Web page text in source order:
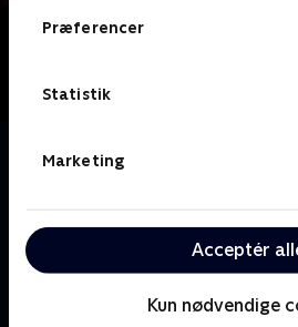
Præferencer
Statistik
Marketing
Acceptér
Kun nødvendige
Om Spillet
En række kendte
valg. 'Spillet' er et intenst socialt
opgør fyldt med alliancer,